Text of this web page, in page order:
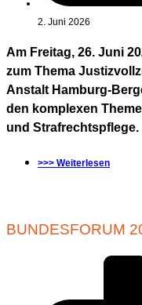
2. Juni 2026
Am Freitag, 26. Juni
zum Thema
Anstalt Hamburg-
den komplexen
und Strafrechtspflege.
>>> Weiterlesen
BUNDESFORUM